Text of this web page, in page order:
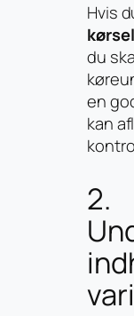
Hvis
du
en
kan
2.